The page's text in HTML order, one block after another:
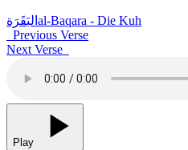
البَقَرَة al-Baqara - Die Kuh
Previous Verse
Next Verse
Play